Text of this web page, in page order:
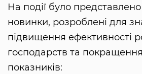
На події було представлено
новинки, розроблені для
підвищення ефективності
господарств та
показників: